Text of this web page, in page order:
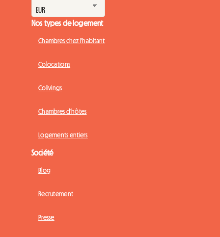
Nos types de logement
Chambres chez l'habitant
Colocations
Colivings
Chambres d'hôtes
Logements entiers
Société
Blog
Recrutement
Presse